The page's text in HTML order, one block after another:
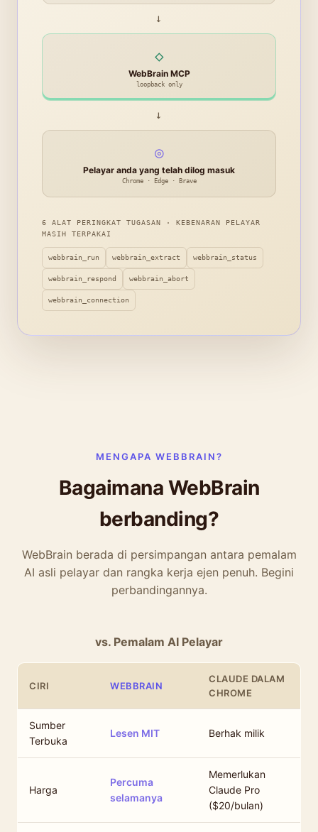
→
◇
WebBrain MCP
loopback only
→
◎
Pelayar anda yang telah dilog masuk
Chrome · Edge · Brave
6 ALAT PERINGKAT TUGASAN · KEBENARAN PELAYAR
MASIH TERPAKAI
webbrain_run webbrain_extract webbrain_status
webbrain_respond webbrain_abort
webbrain_connection
MENGAPA WEBBRAIN?
Bagaimana WebBrain
berbanding?
WebBrain berada di persimpangan antara pemalam
AI asli pelayar dan rangka kerja ejen penuh. Begini
perbandingannya.
vs. Pemalam AI Pelayar
CIRI WEBBRAIN
CLAUDE DALAM
CHROME
Sumber
Terbuka
Lesen MIT Berhak milik
Harga
Percuma
selamanya
Memerlukan
Claude Pro
($20/bulan)